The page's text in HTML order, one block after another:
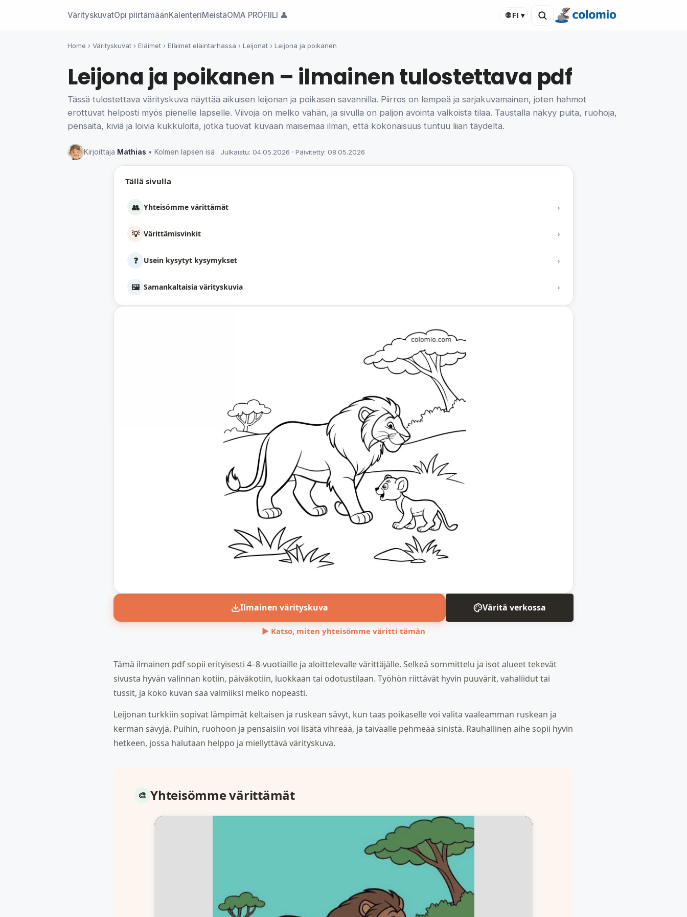
VärityskuvatOpi piirtämäänKalenteriMeistäOMA PROFIILI 👤 🌐 FI ▾
Home › Värityskuvat › Eläimet › Eläimet eläintarhassa › Leijonat › Leijona ja poikanen
Leijona ja poikanen – ilmainen tulostettava pdf
Tässä tulostettava värityskuva näyttää aikuisen leijonan ja poikasen savannilla. Piirros on lempeä ja sarjakuvamainen, joten hahmot
erottuvat helposti myös pienelle lapselle. Viivoja on melko vähän, ja sivulla on paljon avointa valkoista tilaa. Taustalla näkyy puita, ruohoja,
pensaita, kiviä ja loivia kukkuloita, jotka tuovat kuvaan maisemaa ilman, että kokonaisuus tuntuu liian täydeltä.
Kirjoittaja Mathias • Kolmen lapsen isä Julkaistu: 04.05.2026 · Päivitetty: 08.05.2026
Tällä sivulla
👥 Yhteisömme värittämät ›
💡 Värittämisvinkit ›
❓ Usein kysytyt kysymykset ›
🖼️ Samankaltaisia värityskuvia ›
Ilmainen värityskuva Väritä verkossa
▶ Katso, miten yhteisömme väritti tämän
Tämä ilmainen pdf sopii erityisesti 4–8-vuotiaille ja aloittelevalle värittäjälle. Selkeä sommittelu ja isot alueet tekevät
sivusta hyvän valinnan kotiin, päiväkotiin, luokkaan tai odotustilaan. Työhön riittävät hyvin puuvärit, vahaliidut tai
tussit, ja koko kuvan saa valmiiksi melko nopeasti.
Leijonan turkkiin sopivat lämpimät keltaisen ja ruskean sävyt, kun taas poikaselle voi valita vaaleamman ruskean ja
kerman sävyjä. Puihin, ruohoon ja pensaisiin voi lisätä vihreää, ja taivaalle pehmeää sinistä. Rauhallinen aihe sopii hyvin
hetkeen, jossa halutaan helppo ja miellyttävä värityskuva.
Yhteisömme värittämät